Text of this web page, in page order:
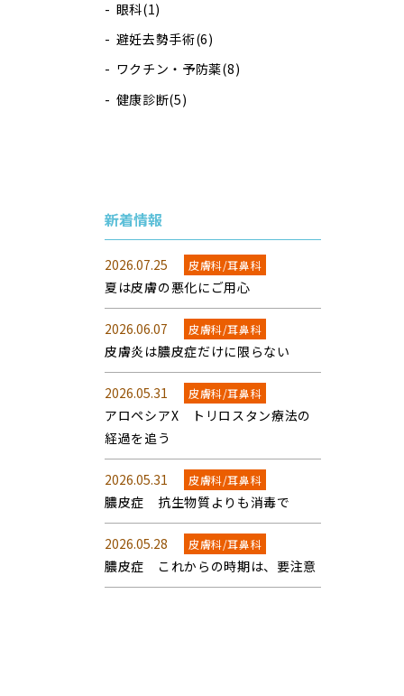
眼科(1)
避妊去勢手術(6)
ワクチン・予防薬(8)
健康診断(5)
新着情報
2026.07.25 皮膚科/耳鼻科
夏は皮膚の悪化にご用心
2026.06.07 皮膚科/耳鼻科
皮膚炎は膿皮症だけに限らない
2026.05.31 皮膚科/耳鼻科
アロペシアX トリロスタン療法の
経過を追う
2026.05.31 皮膚科/耳鼻科
膿皮症 抗生物質よりも消毒で
2026.05.28 皮膚科/耳鼻科
膿皮症 これからの時期は、要注意